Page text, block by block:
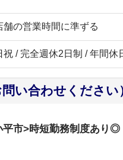
舗の営業時間に準ずる
祝 / 完全週休2日制 / 年間休
い合わせください
市>時短勤務制度あり◎